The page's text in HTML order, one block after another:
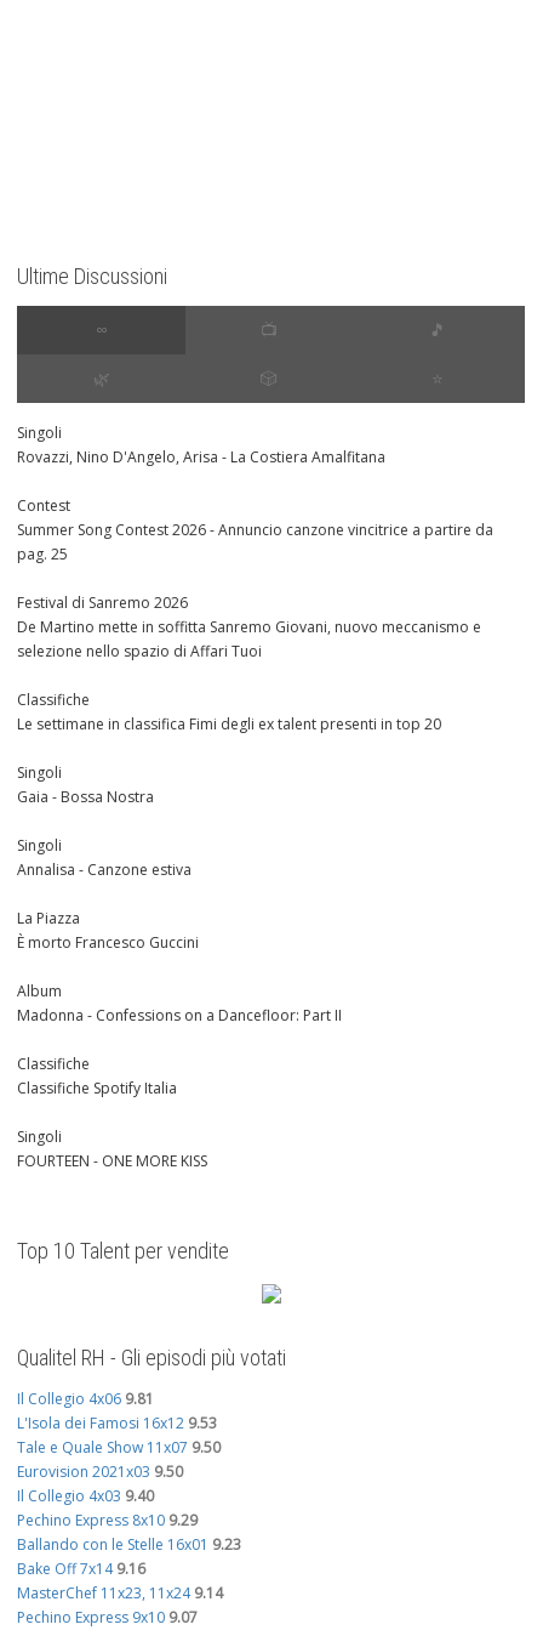
Ultime Discussioni
∞ 📺 🎵
🌿 🎲 ⭐️
Singoli
Rovazzi, Nino D'Angelo, Arisa - La Costiera Amalfitana
Contest
Summer Song Contest 2026 - Annuncio canzone vincitrice a partire da
pag. 25
Festival di Sanremo 2026
De Martino mette in soffitta Sanremo Giovani, nuovo meccanismo e
selezione nello spazio di Affari Tuoi
Classifiche
Le settimane in classifica Fimi degli ex talent presenti in top 20
Singoli
Gaia - Bossa Nostra
Singoli
Annalisa - Canzone estiva
La Piazza
È morto Francesco Guccini
Album
Madonna - Confessions on a Dancefloor: Part II
Classifiche
Classifiche Spotify Italia
Singoli
FOURTEEN - ONE MORE KISS
Top 10 Talent per vendite
Qualitel RH - Gli episodi più votati
Il Collegio 4x06 9.81
L'Isola dei Famosi 16x12 9.53
Tale e Quale Show 11x07 9.50
Eurovision 2021x03 9.50
Il Collegio 4x03 9.40
Pechino Express 8x10 9.29
Ballando con le Stelle 16x01 9.23
Bake Off 7x14 9.16
MasterChef 11x23, 11x24 9.14
Pechino Express 9x10 9.07